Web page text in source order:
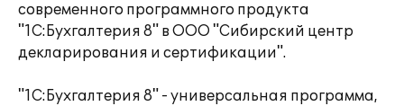
современного программного продукта
"1С:Бухгалтерия 8" в ООО "Сибирский центр
декларирования и сертификации".
"1С:Бухгалтерия 8" - универсальная программа,